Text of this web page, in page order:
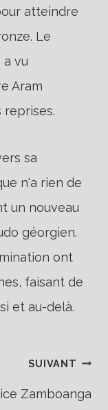
atteindre
Le
a vu
Aram
reprises.
sa
n'a rien de
un nouveau
géorgien.
ont
faisant de
et au-delà.
SUIVANT
Zamboanga